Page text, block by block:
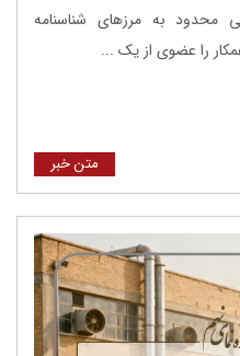
محدود به مرزهای شناسنامه
را عضوی از یک ...
متن خبر